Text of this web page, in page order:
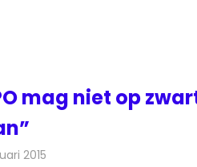
mag niet op
2015